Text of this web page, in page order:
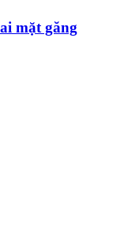
mặt găng